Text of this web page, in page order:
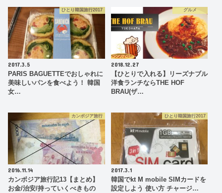
ひとり韓国旅行2017
2017.3.5
PARIS BAGUETTEでおしゃれに
美味しいパンを食べよう！ 韓国
女…
グルメ
2018.12.27
【ひとりで入れる】リーズナブル
洋食ランチならTHE HOF
BRAU(ザ…
カンボジア旅行
2016.11.14
カンボジア旅行記13【まとめ】
お金/治安/持っていくべきもの
ひとり韓国旅行2017
2017.3.1
韓国でkt M mobile SIMカードを
設定しよう 使い方 チャージ…